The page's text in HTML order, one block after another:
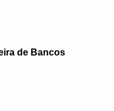
de Bancos